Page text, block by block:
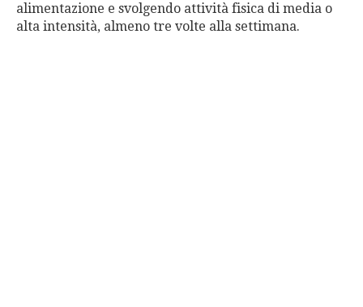
alimentazione e svolgendo attività fisica di media o
alta intensità, almeno tre volte alla settimana.